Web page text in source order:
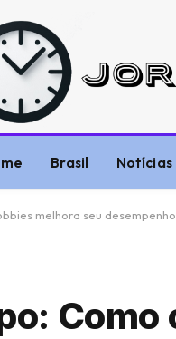
Brasil Notícias
melhora seu